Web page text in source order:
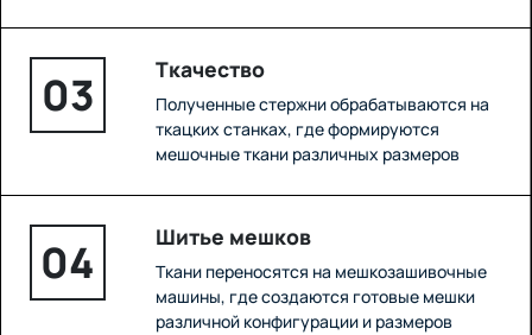
03 Ткачество
Полученные стержни обрабатываются на
ткацких станках, где формируются
мешочные ткани различных размеров
04 Шитье мешков
Ткани переносятся на мешкозашивочные
машины, где создаются готовые мешки
различной конфигурации и размеров